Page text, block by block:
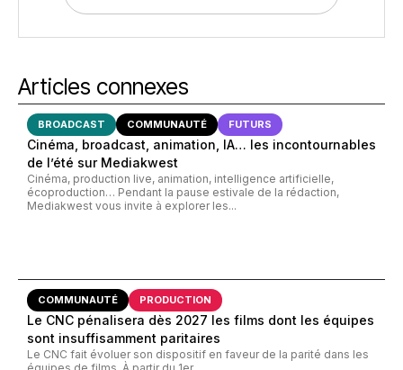
Articles connexes
BROADCAST COMMUNAUTÉ FUTURS
Cinéma, broadcast, animation, IA… les incontournables
de l’été sur Mediakwest
Cinéma, production live, animation, intelligence artificielle,
écoproduction… Pendant la pause estivale de la rédaction,
Mediakwest vous invite à explorer les...
COMMUNAUTÉ PRODUCTION
Le CNC pénalisera dès 2027 les films dont les équipes
sont insuffisamment paritaires
Le CNC fait évoluer son dispositif en faveur de la parité dans les